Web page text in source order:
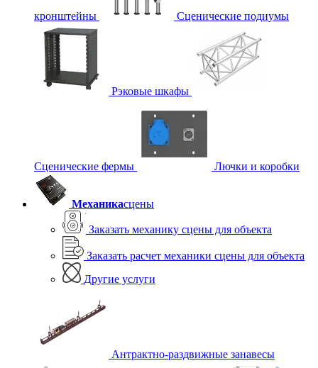
кронштейны Сценические подиумы
Рэковые шкафы
Сценические фермы Лючки и коробки
Механикасцены
Заказать механику сцены для объекта
Заказать расчет механики сцены для объекта
Другие услуги
Антрактно-раздвижные занавесы